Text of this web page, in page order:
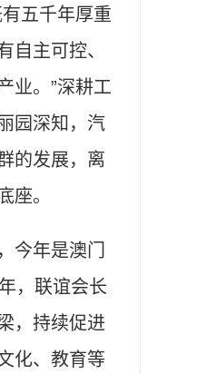
五千年厚重
自主可控、
业。”深耕工
园深知，汽
的发展，离
座。
年是澳门
，联谊会长
，持续促进
化、教育等